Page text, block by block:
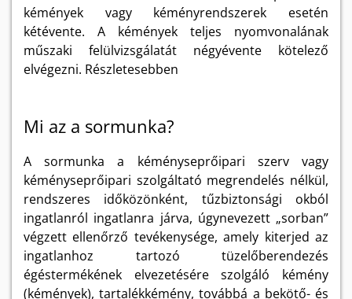
kémények vagy kéményrendszerek esetén
kétévente. A kémények teljes nyomvonalának
műszaki felülvizsgálatát négyévente kötelező
elvégezni. Részletesebben
Mi az a sormunka?
A sormunka a kéményseprőipari szerv vagy
kéményseprőipari szolgáltató megrendelés nélkül,
rendszeres időközönként, tűzbiztonsági okból
ingatlanról ingatlanra járva, úgynevezett „sorban”
végzett ellenőrző tevékenysége, amely kiterjed az
ingatlanhoz tartozó tüzelőberendezés
égéstermékének elvezetésére szolgáló kémény
(kémények), tartalékkémény, továbbá a bekötő- és